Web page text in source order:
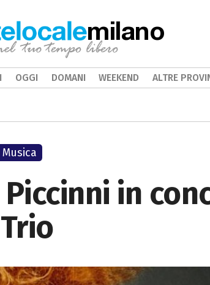
Piccinni in
Musica
milano
OGGI DOMANI WEEKEND ALTRE